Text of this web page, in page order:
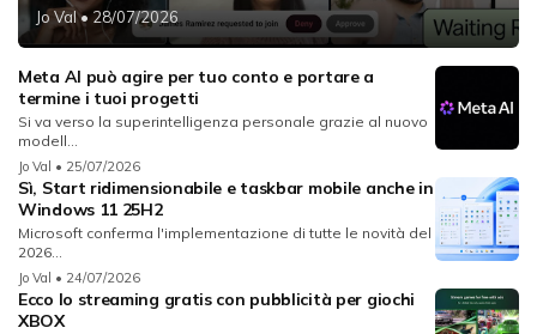
Jo Val• 28/07/2026
Meta AI può agire per tuo conto e portare a
termine i tuoi progetti
Si va verso la superintelligenza personale grazie al nuovo
modell...
Jo Val • 25/07/2026
Sì, Start ridimensionabile e taskbar mobile anche in
Windows 11 25H2
Microsoft conferma l'implementazione di tutte le novità del
2026...
Jo Val • 24/07/2026
Ecco lo streaming gratis con pubblicità per giochi
XBOX